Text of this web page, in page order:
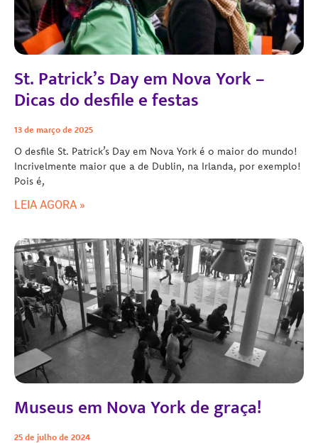
St. Patrick’s Day em Nova York –
Dicas do desfile e festas
13 de março de 2025
O desfile St. Patrick’s Day em Nova York é o maior do mundo!
Incrivelmente maior que a de Dublin, na Irlanda, por exemplo!
Pois é,
LEIA AGORA »
Museus em Nova York de graça!
25 de julho de 2024